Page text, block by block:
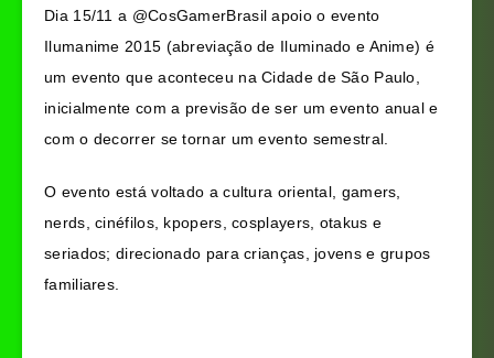
Dia 15/11 a @CosGamerBrasil apoio o evento
Ilumanime 2015 (abreviação de Iluminado e Anime) é
um evento que aconteceu na Cidade de São Paulo,
inicialmente com a previsão de ser um evento anual e
com o decorrer se tornar um evento semestral.
O evento está voltado a cultura oriental, gamers,
nerds, cinéfilos, kpopers, cosplayers, otakus e
seriados; direcionado para crianças, jovens e grupos
familiares.